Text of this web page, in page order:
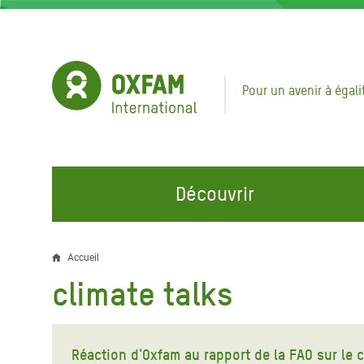
Aller
Pour un avenir à
Découvrir
NOS DOMAINES D'ACTION
Eau et Assainissement
Alimentation, Climat et
REJOINDRE NOS CAMPAGNES
Climate Justice
Hands Off Our Spaces
Rejoignez la Communauté
d'Ariane
Accueil
climate talks
Réaction d'Oxfam au rapport de la FAO sur